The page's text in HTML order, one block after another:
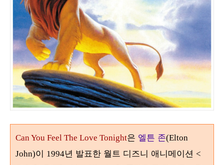
Can You Feel The Love Tonight은 엘튼 존(Elton
John)이 1994년 발표한 월트 디즈니 애니메이션 <